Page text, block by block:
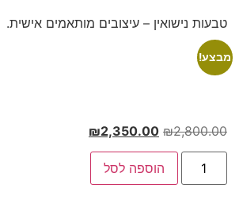
טבעות נישואין – עיצובים מותאמים אישית.
מבצע!
₪2,800.00
₪2,350.00
הוספה לסל